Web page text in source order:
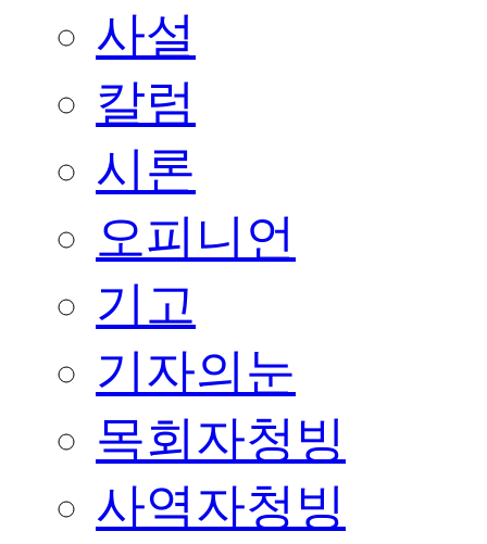
사설
칼럼
시론
오피니언
기고
기자의눈
목회자청빙
사역자청빙